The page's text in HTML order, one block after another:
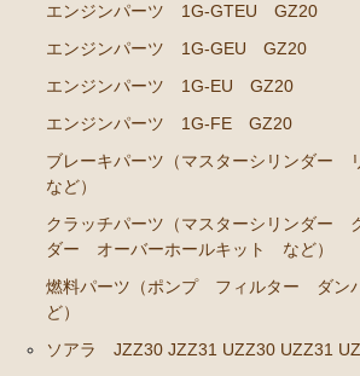
エンジンパーツ 1G-EU
エンジンパーツ M-TEU
エンジンパーツ（ガスケット類）
エンジンパーツ（マウント 他）
冷却パーツ（ポンプ サーモスタ
ンカップリング ホース類 など）
ト ホース など）
ーズシリンダー オーバーホールキ
エンジンパーツ 1G-GTEU GZ20
エンジンパーツ 1G-GEU GZ20
エンジンパーツ 1G-EU GZ20
エンジンパーツ 1G-FE GZ20
ブレーキパーツ（マスターシリンダ
など）
クラッチパーツ（マスターシリンダー
ダー オーバーホールキット など）
燃料パーツ（ポンプ フィルター ダン
ど）
ソアラ JZZ30 JZZ31 UZZ30 UZZ31